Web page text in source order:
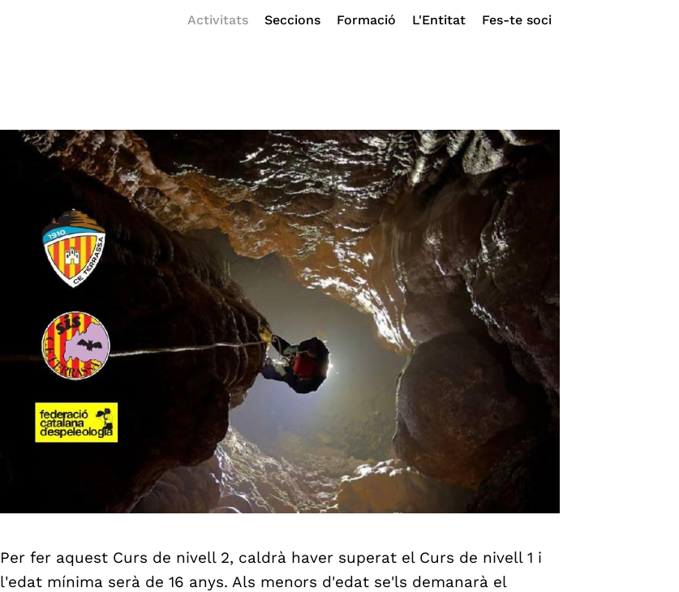
Activitats Seccions Formació L'Entitat Fes-te soci
Per fer aquest Curs de nivell 2, caldrà haver superat el Curs de nivell 1 i
l'edat mínima serà de 16 anys. Als menors d'edat se'ls demanarà el